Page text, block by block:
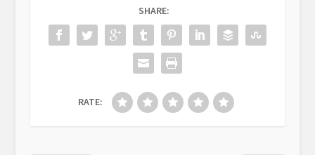
SHARE:
RATE: